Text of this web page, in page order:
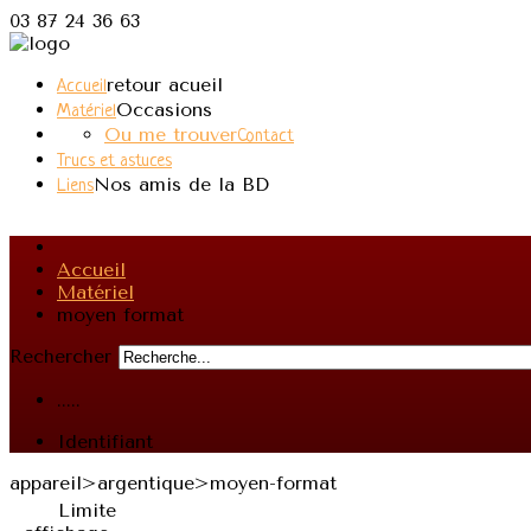
03 87 24 36 63
Accueilretour acueil
MatérielOccasions
Contact
Ou me trouver
Trucs et astuces
LiensNos amis de la BD
Accueil
Matériel
moyen format
Rechercher
.....
Identifiant
appareil>argentique>moyen-format
Limite